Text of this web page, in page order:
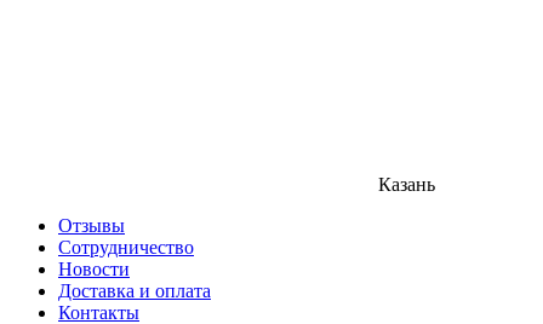
Казань
Отзывы
Сотрудничество
Новости
Доставка и оплата
Контакты